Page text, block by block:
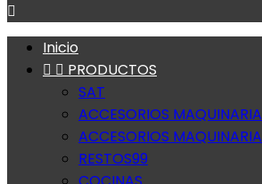

Inicio
  PRODUCTOS
SAT
ACCESORIOS MAQUINARIA
ACCESORIOS MAQUINARIA
RESTOS99